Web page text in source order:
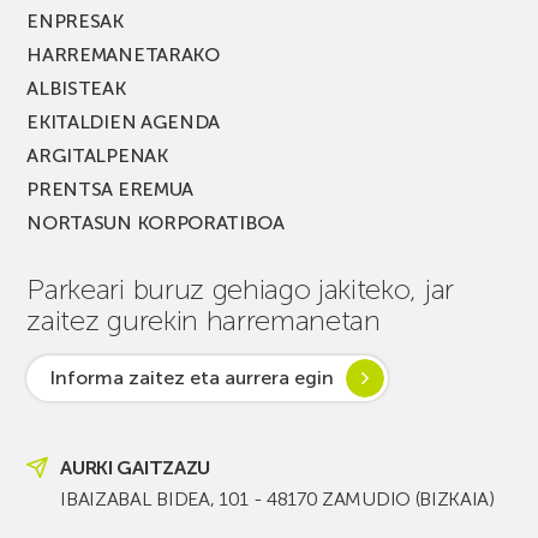
ENPRESAK
HARREMANETARAKO
ALBISTEAK
EKITALDIEN AGENDA
ARGITALPENAK
PRENTSA EREMUA
NORTASUN KORPORATIBOA
Parkeari buruz gehiago jakiteko, jar
zaitez gurekin harremanetan
Informa zaitez eta aurrera egin
AURKI GAITZAZU
IBAIZABAL BIDEA, 101 - 48170 ZAMUDIO (BIZKAIA)